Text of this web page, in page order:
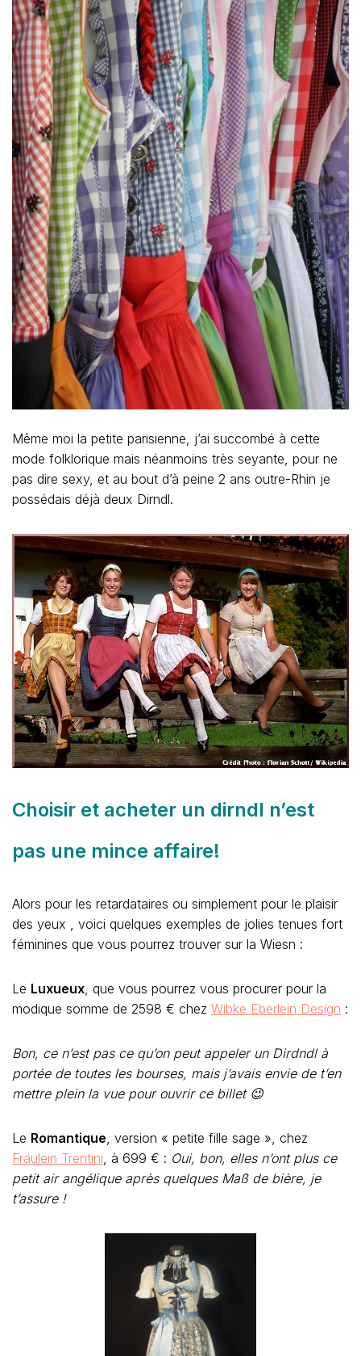
Même moi la petite parisienne, j’ai succombé à cette
mode folklorique mais néanmoins très seyante, pour ne
pas dire sexy, et au bout d’à peine 2 ans outre-Rhin je
possédais déjà deux Dirndl.
Choisir et acheter un dirndl n’est
pas une mince affaire!
Alors pour les retardataires ou simplement pour le plaisir
des yeux , voici quelques exemples de jolies tenues fort
féminines que vous pourrez trouver sur la Wiesn :
Le Luxueux, que vous pourrez vous procurer pour la
modique somme de 2598 € chez Wibke Eberlein Design :
Bon, ce n’est pas ce qu’on peut appeler un Dirdndl à
portée de toutes les bourses, mais j’avais envie de t’en
mettre plein la vue pour ouvrir ce billet 😉
Le Romantique, version « petite fille sage », chez
Fräulein Trentini, à 699 € : Oui, bon, elles n’ont plus ce
petit air angélique après quelques Maß de bière, je
t’assure !